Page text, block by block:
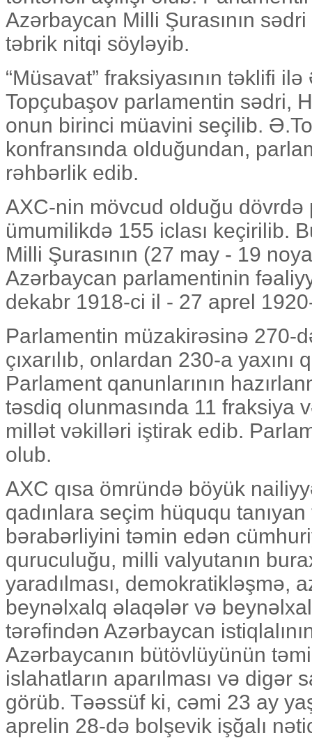
Azərbaycan Milli Şurasının
təbrik nitqi söyləyib.
“Müsavat” fraksiyasının təklifi
Topçubaşov parlamentin sədri,
onun birinci müavini seçilib.
konfransında olduğundan,
rəhbərlik edib.
AXC-nin mövcud olduğu dövrdə
ümumilikdə 155 iclası keçirilib.
Milli Şurasının (27 may - 19
Azərbaycan parlamentinin
dekabr 1918-ci il - 27 aprel
Parlamentin müzakirəsinə 270-
çıxarılıb, onlardan 230-a yaxını
Parlament qanunlarının
təsdiq olunmasında 11 fraksiya
millət vəkilləri iştirak edib.
olub.
AXC qısa ömründə böyük
qadınlara seçim hüququ
bərabərliyini təmin edən
quruculuğu, milli valyutanın
yaradılması, demokratikləşmə,
beynəlxalq əlaqələr və
tərəfindən Azərbaycan
Azərbaycanın bütövlüyünün
islahatların aparılması və digər
görüb. Təəssüf ki, cəmi 23 ay
aprelin 28-də bolşevik işğalı